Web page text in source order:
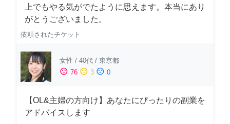
上でもやる気がでたように思えます。本当にあり
がとうございました。
依頼されたチケット
女性 / 40代 / 東京都
sentiment_satisfied 76 sentiment_neutral 3 sentiment_dissatisfied 0
【OL&主婦の方向け】あなたにぴったりの副業を
アドバイスします